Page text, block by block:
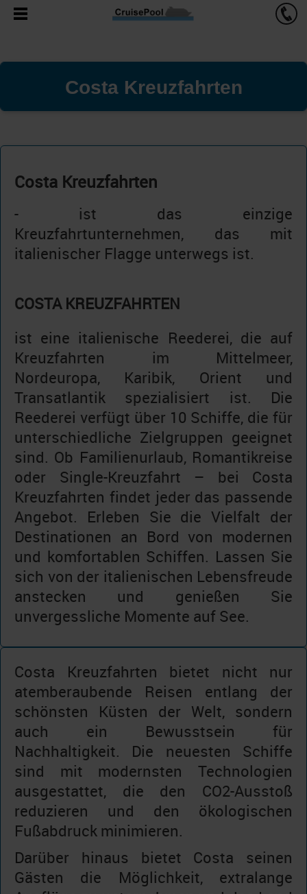
Costa Kreuzfahrten
Costa Kreuzfahrten
- ist das einzige
Kreuzfahrtunternehmen, das mit
italienischer Flagge unterwegs ist.
COSTA KREUZFAHRTEN
ist eine italienische Reederei, die auf
Kreuzfahrten im Mittelmeer,
Nordeuropa, Karibik, Orient und
Transatlantik spezialisiert ist. Die
Reederei verfügt über 10 Schiffe, die für
unterschiedliche Zielgruppen geeignet
sind. Ob Familienurlaub, Romantikreise
oder Single-Kreuzfahrt – bei Costa
Kreuzfahrten findet jeder das passende
Angebot. Erleben Sie die Vielfalt der
Destinationen an Bord von modernen
und komfortablen Schiffen. Lassen Sie
sich von der italienischen Lebensfreude
anstecken und genießen Sie
unvergessliche Momente auf See.
Costa Kreuzfahrten bietet nicht nur
atemberaubende Reisen entlang der
schönsten Küsten der Welt, sondern
auch ein Bewusstsein für
Nachhaltigkeit. Die neuesten Schiffe
sind mit modernsten Technologien
ausgestattet, die den CO2-Ausstoß
reduzieren und den ökologischen
Fußabdruck minimieren.
Darüber hinaus bietet Costa seinen
Gästen die Möglichkeit, extralange